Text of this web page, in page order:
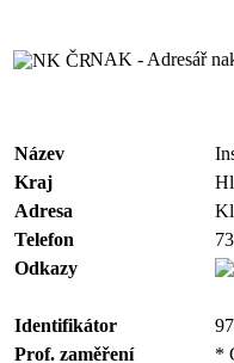
NAK - Adresář
Název
Kraj
Adresa
Telefon
Odkazy
Identifikátor
Prof. zaměření
*